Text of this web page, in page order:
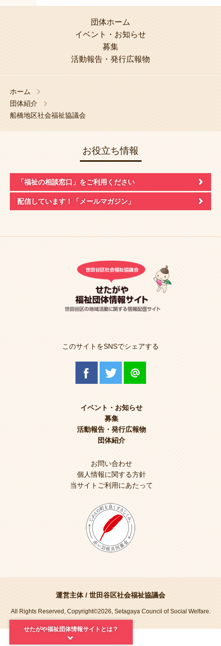
団体ホーム
イベント・お知らせ
募集
活動報告・発行広報物
ホーム
団体紹介
船橋地区社会福祉協議会
お役立ち情報
「福祉の相談窓口」 をご利用ください
配信しています！ 「メールマガジン」
このサイトをSNSでシェアする
イベント・お知らせ
募集
活動報告・発行広報物
団体紹介
お問い合わせ
個人情報に関する方針
当サイトご利用にあたって
運営主体 / 世田谷区社会福祉協議会
All Rights Reserved, Copyright©2026, Setagaya Council of Social Welfare.
せたがや福祉団体情報サイトとは？